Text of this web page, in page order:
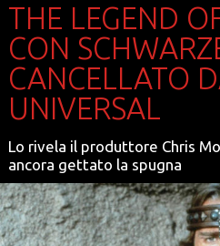
THE LEGEND
CON
CANCELLATO
UNIVERSAL
Lo rivela il produttore Chris
ancora gettato la spugna